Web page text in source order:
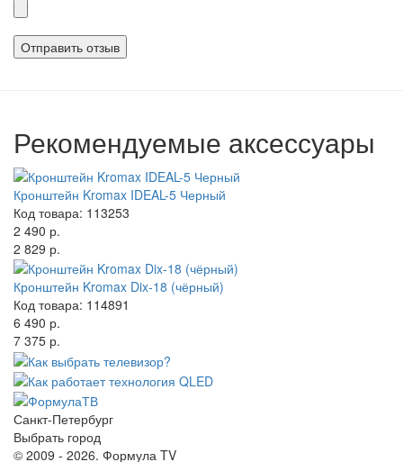
Прикрепленные
файлы
Рекомендуемые аксессуары
Кронштейн Kromax IDEAL-5 Черный
Код товара: 113253
2 490 р.
2 829 р.
Кронштейн Kromax Dix-18 (чёрный)
Код товара: 114891
6 490 р.
7 375 р.
Санкт-Петербург
Выбрать город
© 2009 - 2026. Формула TV